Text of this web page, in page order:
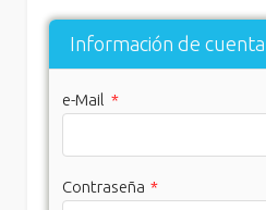
Información de cuenta
e-Mail *
Contraseña *